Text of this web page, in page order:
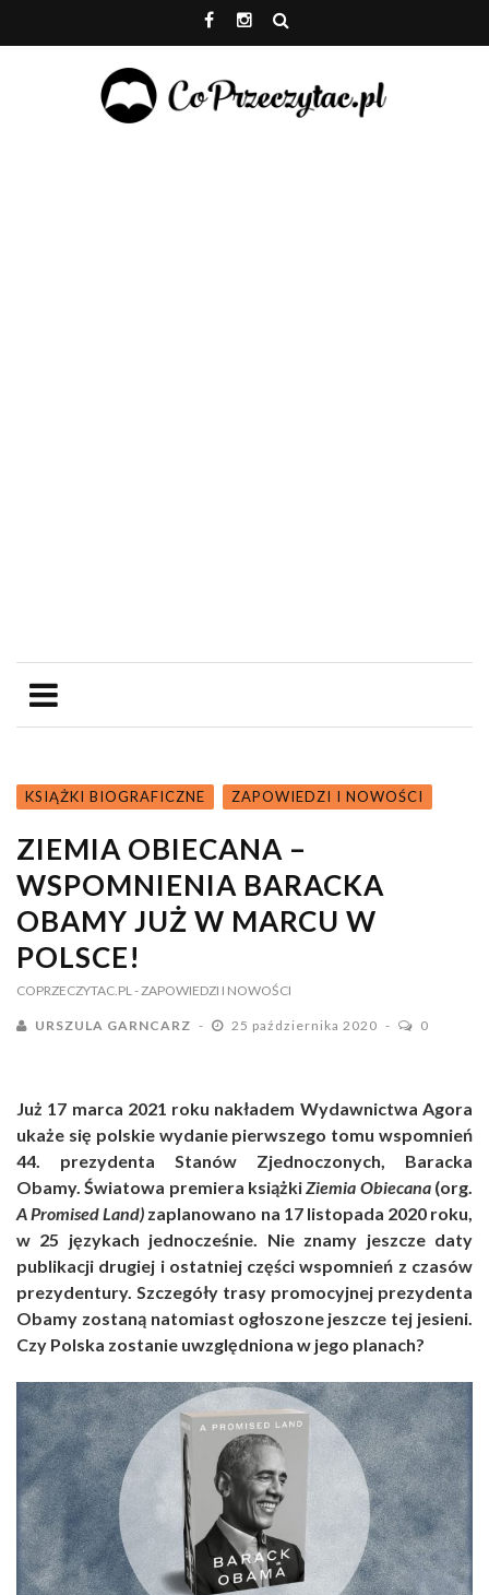
KSIĄŻKI BIOGRAFICZNE ZAPOWIEDZI I NOWOŚCI
ZIEMIA OBIECANA –
WSPOMNIENIA BARACKA
OBAMY JUŻ W MARCU W
POLSCE!
COPRZECZYTAC.PL - ZAPOWIEDZI I NOWOŚCI
URSZULA GARNCARZ 25 października 2020 0
Już 17 marca 2021 roku nakładem Wydawnictwa Agora
ukaże się polskie wydanie pierwszego tomu wspomnień
44. prezydenta Stanów Zjednoczonych, Baracka
Obamy. Światowa premiera książkiZiemia Obiecana(org.
A Promised Land) zaplanowano na 17 listopada 2020 roku,
w 25 językach jednocześnie. Nie znamy jeszcze daty
publikacji drugiej i ostatniej części wspomnień z czasów
prezydentury. Szczegóły trasy promocyjnej prezydenta
Obamy zostaną natomiast ogłoszone jeszcze tej jesieni.
Czy Polska zostanie uwzględniona w jego planach?